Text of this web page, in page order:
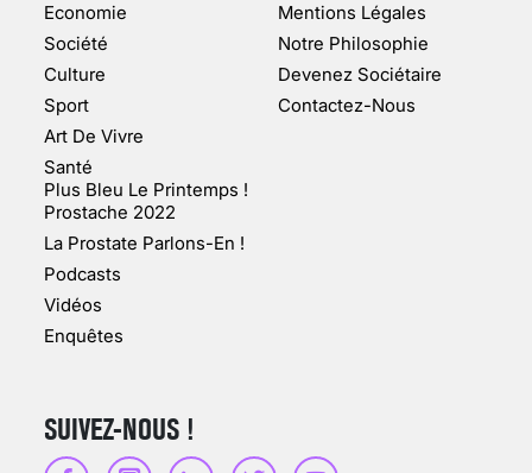
CHANGEMENT DE SEXE :
DES DEMANDES
TOUJOURS PLUS
NOMBREUSES
Economie
Société
Culture
Sport
Art De Vivre
Santé
Plus Bleu Le Printemps !
Prostache 2022
La Prostate Parlons-En !
Podcasts
Vidéos
Enquêtes
Mentions Légales
Notre Philosophie
Devenez Sociétaire
Contactez-Nous
SUIVEZ-NOUS !